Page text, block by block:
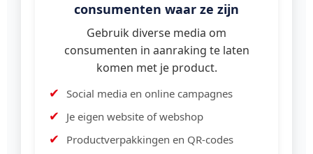
consumenten waar ze zijn
Gebruik diverse media om
consumenten in aanraking te laten
komen met je product.
Social media en online campagnes
Je eigen website of webshop
Productverpakkingen en QR-codes